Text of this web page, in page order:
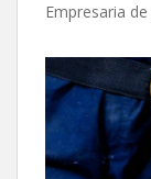
Empresaria